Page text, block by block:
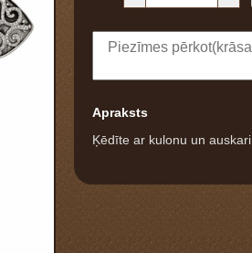
Apraksts
Ķēdīte ar kulonu un auskari